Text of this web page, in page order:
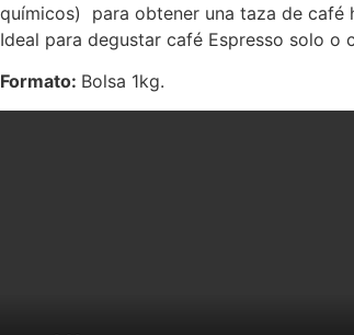
químicos) para obtener una taza de café
Ideal para degustar café Espresso solo o
Formato: Bolsa 1kg.